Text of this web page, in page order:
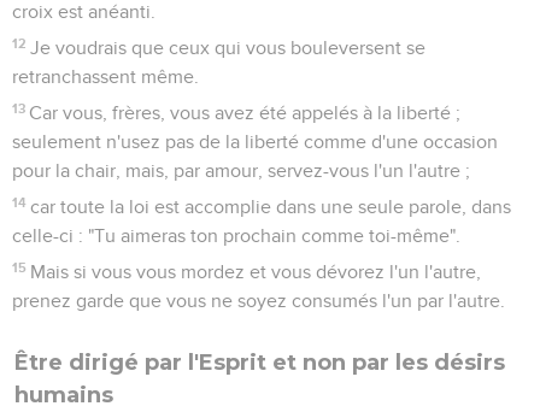
croix est anéanti.
12 Je voudrais que ceux qui vous bouleversent se
retranchassent même.
13 Car vous, frères, vous avez été appelés à la liberté ;
seulement n'usez pas de la liberté comme d'une occasion
pour la chair, mais, par amour, servez-vous l'un l'autre ;
14 car toute la loi est accomplie dans une seule parole, dans
celle-ci : "Tu aimeras ton prochain comme toi-même".
15 Mais si vous vous mordez et vous dévorez l'un l'autre,
prenez garde que vous ne soyez consumés l'un par l'autre.
Être dirigé par l'Esprit et non par les désirs
humains